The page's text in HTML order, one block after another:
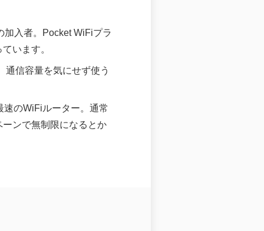
入者。Pocket WiFiプラ
います。
信容量を気にせず使う
のWiFiルーター。通常
ンで無制限になるとか